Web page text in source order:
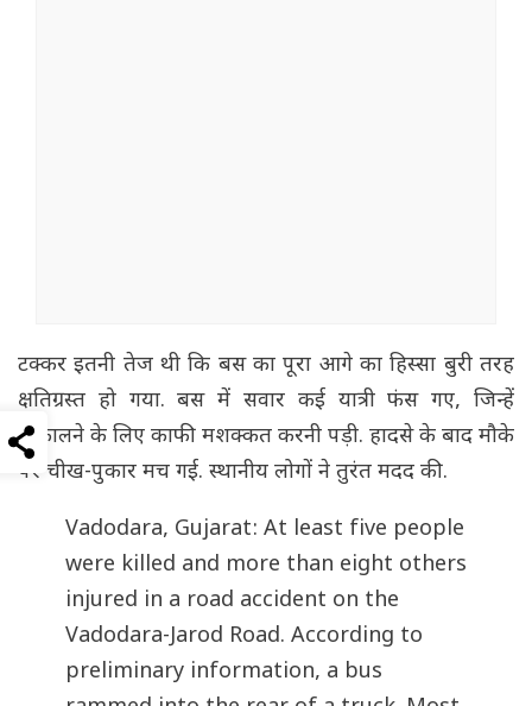
टक्कर इतनी तेज थी कि बस का पूरा आगे का हिस्सा बुरी तरह
क्षतिग्रस्त हो गया. बस में सवार कई यात्री फंस गए, जिन्हें
निकालने के लिए काफी मशक्कत करनी पड़ी. हादसे के बाद मौके
पर चीख-पुकार मच गई. स्थानीय लोगों ने तुरंत मदद की.
Vadodara, Gujarat: At least five people
were killed and more than eight others
injured in a road accident on the
Vadodara-Jarod Road. According to
preliminary information, a bus